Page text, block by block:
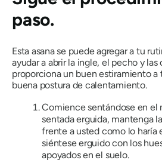
paso.
Esta asana se puede agregar a tu
ayudar a abrir la ingle, el pecho y las
proporciona un buen estiramiento a
buena postura de calentamiento.
Comience sentándose en el
sentada erguida, mantenga
frente a usted como lo haría
siéntese erguido con los
apoyados en el suelo.